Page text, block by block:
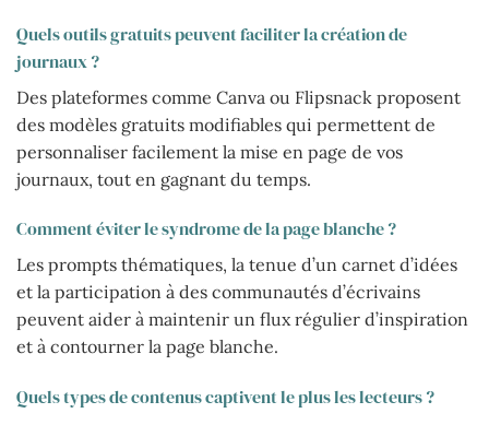
Quels outils gratuits peuvent faciliter la création de
journaux ?
Des plateformes comme Canva ou Flipsnack proposent
des modèles gratuits modifiables qui permettent de
personnaliser facilement la mise en page de vos
journaux, tout en gagnant du temps.
Comment éviter le syndrome de la page blanche ?
Les prompts thématiques, la tenue d’un carnet d’idées
et la participation à des communautés d’écrivains
peuvent aider à maintenir un flux régulier d’inspiration
et à contourner la page blanche.
Quels types de contenus captivent le plus les lecteurs ?